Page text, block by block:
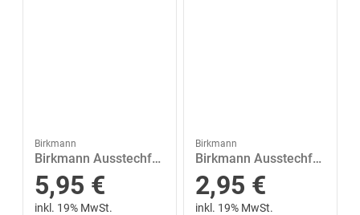
Birkmann
Birkmann Ausstechform »Rentierkopf 8 cm«, Edelstahl
5,95 €
inkl. 19% MwSt.
Birkmann
Birkmann Ausstechform »Möhrchen 6.5 cm«, Edelstahl
2,95 €
inkl. 19% MwSt.